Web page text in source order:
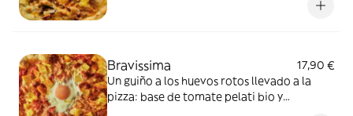
Bravissima
17,90 €
Un guiño a los huevos rotos llevado a la
pizza: base de tomate pelati bio y